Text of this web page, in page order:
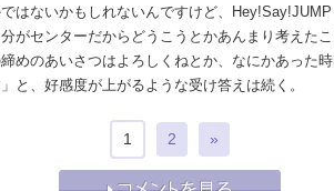
はないかもしれないんですけど、
がセンターだからどうこうとかあんまり考え
めのあいさつはよろしくねとか、なにかあった
と、好感度が上がるような受け答えは続く。
1 2 »